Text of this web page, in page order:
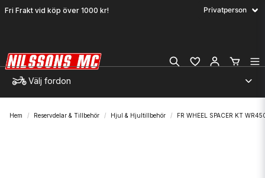
Fri Frakt vid köp över 1000 kr!
Välj fordon
Hem Reservdelar & Tillbehör Hjul & Hjultillbehör FR WHEEL SPACER KT